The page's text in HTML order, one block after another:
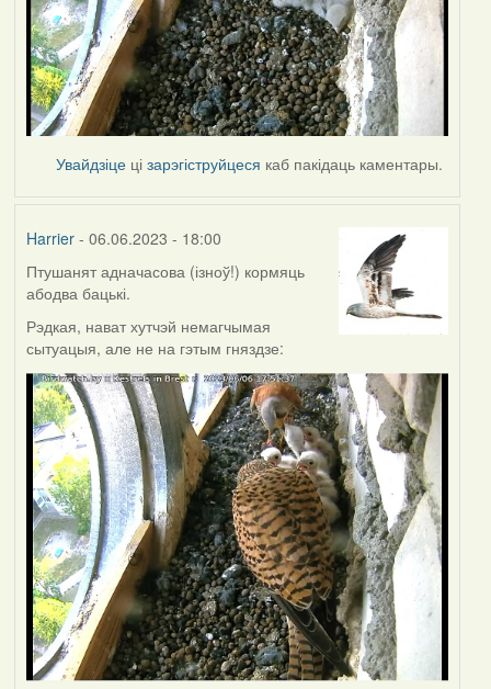
Увайдзіце цізарэгіструйцеся каб пакідаць каментары.
Harrier- 06.06.2023 - 18:00
Птушанят адначасова (ізноў!) кормяць
абодва бацькі.
Рэдкая, нават хутчэй немагчымая
сытуацыя, але не на гэтым гняздзе: